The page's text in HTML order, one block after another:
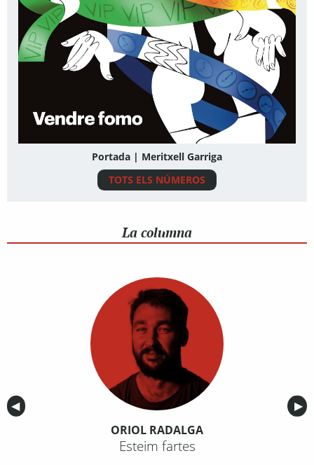
Portada | Meritxell Garriga
TOTS ELS NÚMEROS
La columna
Anterior
◀︎ ▶︎
ORIOL RADALGA
Esteim fartes